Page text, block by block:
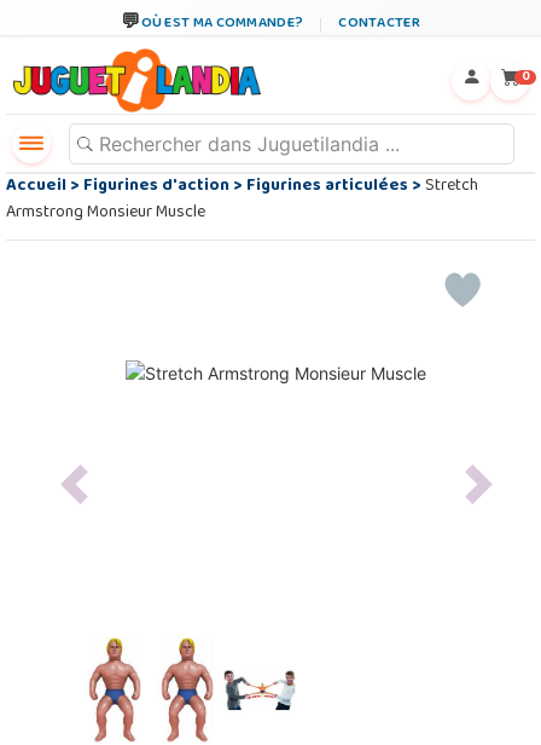
OÙ EST MA COMMANDE? CONTACTER
0
Accueil>Figurines d'action>Figurines articulées>Stretch
Armstrong Monsieur Muscle
Previous Next